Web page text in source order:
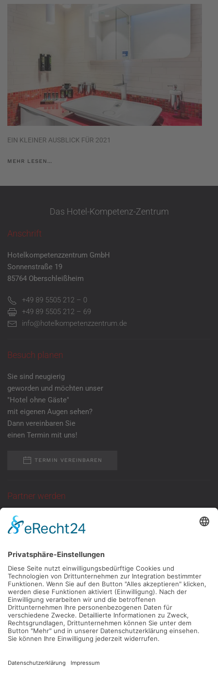
EIN KLEINER AUSBLICK FÜR 2021
MEHR LESEN…
Das Hotel-Kompetenz-Zentrum
Anschrift
Hotelkompetenzzentrum GmbH
Sonnenstraße 19
85764 Oberschleißheim
+49 89 5505 212 – 0
+49 89 5505 212 – 69
info@hotelkompetenzzentrum.de
Besuch planen
Sie sind neugierig
geworden und möchten unser
"Hotel ohne Gäste"
mit eigenen Augen sehen?
Dann vereinbaren Sie
einen Termin mit uns!
TERMIN VEREINBAREN
Partner werden
Sie suchen eine
ganzjährige Anlaufstelle
mit neutraler Atmosphäre?
Dann melden Sie
sich bei uns!
KONTAKT
Kontakt
Impressum